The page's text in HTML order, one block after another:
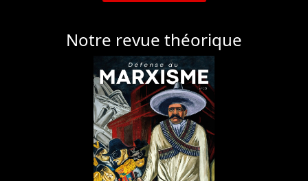
Notre revue théorique